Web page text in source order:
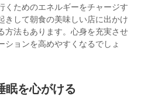
くためのエネルギーをチャージす
きして朝食の美味しい店に出かけ
方法もあります。心身を充実させ
ションを高めやすくなるでしょ
眠を心がける